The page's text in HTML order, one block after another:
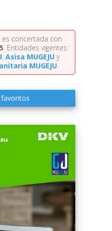
es concertada con
. Entidades vigentes:
, Asisa MUGEJU y
MUGEJU.